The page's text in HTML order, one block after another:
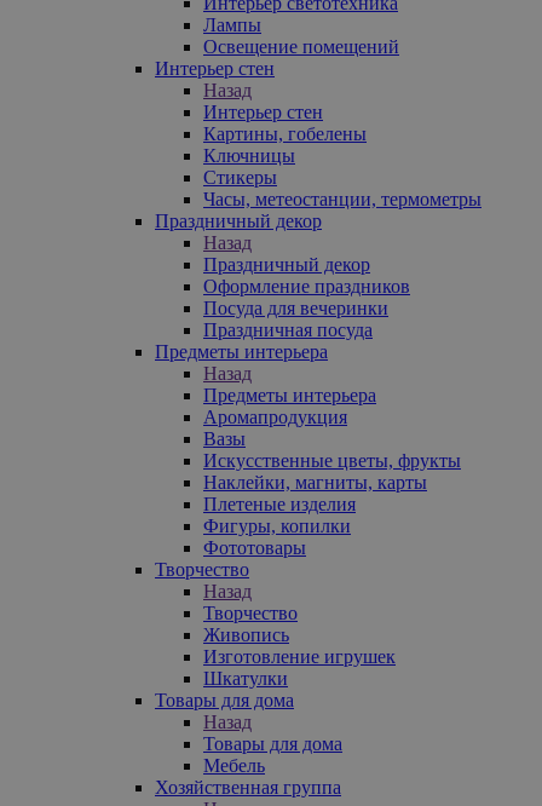
Лампы
Освещение помещений
Интерьер стен
Назад
Интерьер стен
Картины, гобелены
Ключницы
Стикеры
Часы, метеостанции, термометры
Праздничный декор
Назад
Праздничный декор
Оформление праздников
Посуда для вечеринки
Праздничная посуда
Предметы интерьера
Назад
Предметы интерьера
Аромапродукция
Вазы
Искусственные цветы, фрукты
Наклейки, магниты, карты
Плетеные изделия
Фигуры, копилки
Фототовары
Творчество
Назад
Творчество
Живопись
Изготовление игрушек
Шкатулки
Товары для дома
Назад
Товары для дома
Мебель
Хозяйственная группа